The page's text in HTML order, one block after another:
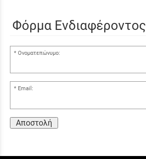
Φόρμα Ενδιαφέροντος
Ονοματεπώνυμο:
Email:
Αποστολή